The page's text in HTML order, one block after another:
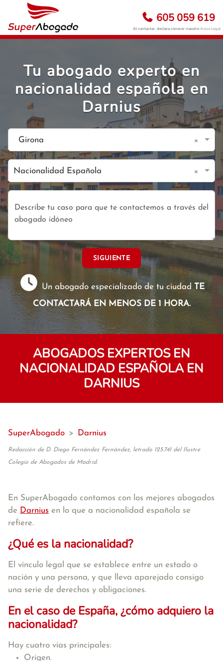
605 059 619
Al contactar, declara conocer nuestroAviso Legal
Tu abogado experto en
nacionalidad española en
Darnius
Girona ×
Nacionalidad Española ×
SIGUIENTE
Un abogado especializado de tu ciudad TE
CONTACTARÁ EN MENOS DE 1 HORA.
ABOGADOS EXPERTOS EN
NACIONALIDAD ESPAÑOLA EN
DARNIUS
SuperAbogado > Darnius
Redacción de D. Diego Fernández Fernández, letrado 125.741 del Ilustre
Colegio de Abogados de Madrid.
En SuperAbogado contamos con los mejores abogados
de Darnius en lo que a nacionalidad española se
refiere.
¿Qué es la nacionalidad?
El vínculo legal que se establece entre un estado o
nación y una persona, y que lleva aparejado consigo
una serie de derechos y obligaciones.
En el caso de España, ¿cómo adquiero la
nacionalidad?
Hay cuatro vías principales:
Origen.